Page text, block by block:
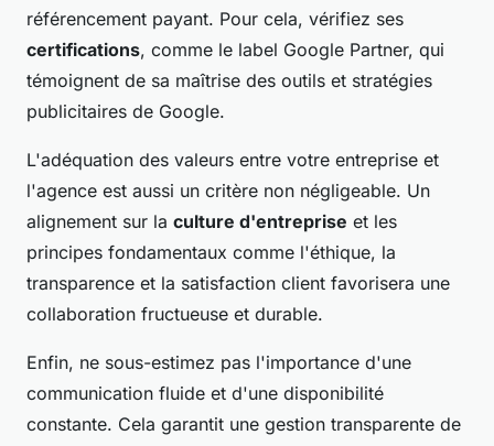
référencement payant. Pour cela, vérifiez ses
certifications, comme le label Google Partner, qui
témoignent de sa maîtrise des outils et stratégies
publicitaires de Google.
L'adéquation des valeurs entre votre entreprise et
l'agence est aussi un critère non négligeable. Un
alignement sur la culture d'entreprise et les
principes fondamentaux comme l'éthique, la
transparence et la satisfaction client favorisera une
collaboration fructueuse et durable.
Enfin, ne sous-estimez pas l'importance d'une
communication fluide et d'une disponibilité
constante. Cela garantit une gestion transparente de